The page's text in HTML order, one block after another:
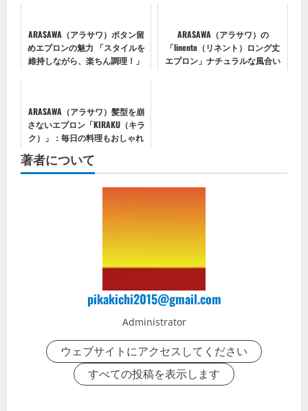
ARASAWA（アラサワ）ボタン留
めエプロンの魅力 「スタイルを
維持しながら、楽ちん調理！」
ARASAWA（アラサワ）の
「linento（リネント）ロング丈
エプロン」ナチュラルな風合い
ARASAWA（アラサワ）髪型を崩
さないエプロン「KIRAKU（キラ
ク）」：毎日の料理もおしゃれ
に、髪型をキープして快適キッ
チンタイムを！
著者について
pikakichi2015@gmail.com
Administrator
ウェブサイトにアクセスしてください
すべての投稿を表示します